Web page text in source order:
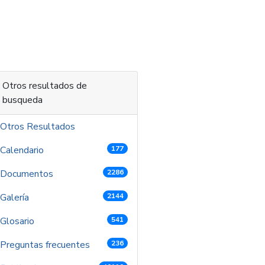
Otros resultados de
busqueda
Otros Resultados
Calendario
177
Documentos 2286
Galería 2144
Glosario 541
Preguntas frecuentes 236